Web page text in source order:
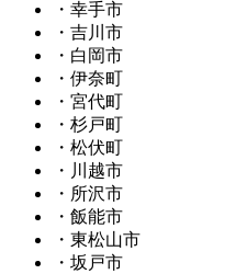
・幸手市
・吉川市
・白岡市
・伊奈町
・宮代町
・杉戸町
・松伏町
・川越市
・所沢市
・飯能市
・東松山市
・坂戸市